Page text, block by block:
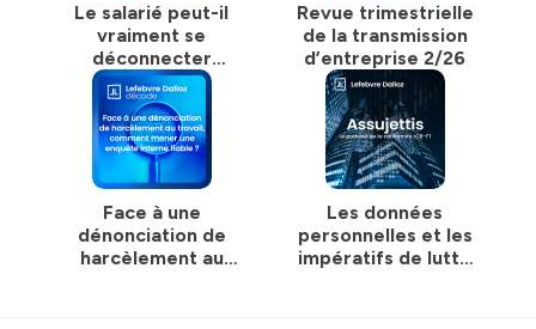
Le salarié peut-il
vraiment se
déconnecter
pendant ses
vacances ?
Revue trimestrielle
de la transmission
d’entreprise 2/26
Face à une
dénonciation de
harcèlement au
Les données
personnelles et les
impératifs de lutte